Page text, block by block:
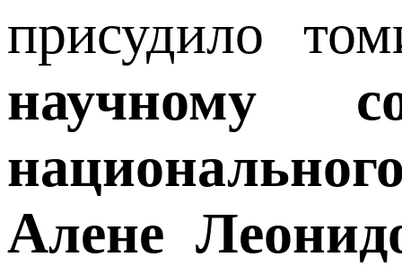
присудило
научному
Алене